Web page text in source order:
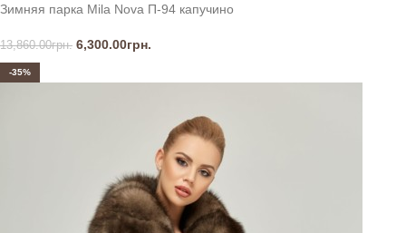
Зимняя парка Mila Nova П-94 капучино
13,860.00грн. 6,300.00грн.
-35%